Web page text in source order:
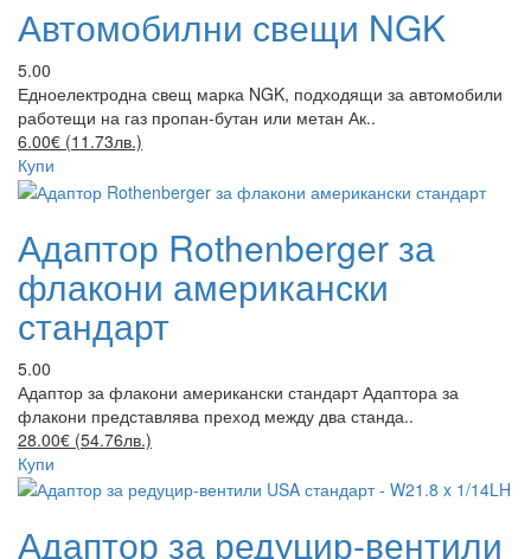
Автомобилни свещи NGK
5.00
Едноелектродна свещ марка NGK, подходящи за автомобили
работещи на газ пропан-бутан или метан Ак..
6.00€ (11.73лв.)
Купи
Адаптор Rothenberger за
флакони американски
стандарт
5.00
Адаптор за флакони американски стандарт Адаптора за
флакони представлява преход между два станда..
28.00€ (54.76лв.)
Купи
Адаптор за редуцир-вентили